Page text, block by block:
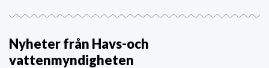
Nyheter från Havs-och
vattenmyndigheten